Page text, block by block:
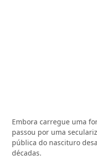
Embora carregue uma
passou por uma
pública do nascituro
décadas.